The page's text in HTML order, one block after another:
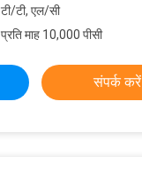
टी/टी, एल/सी
प्रति माह 10,000 पीसी
संपर्क करें